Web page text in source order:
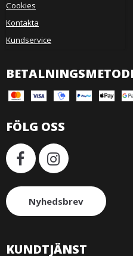
Cookies
Kontakta
Kundservice
FÖLG OSS
Nyhedsbrev
KUNDTJÄNST